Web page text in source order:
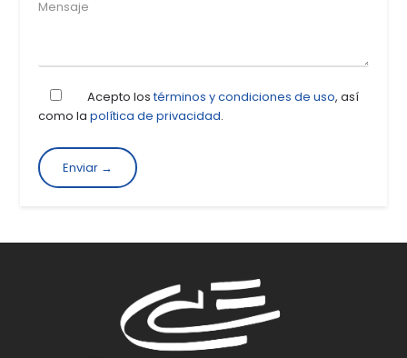
Acepto lostérminos y condiciones de uso, así
como lapolítica de privacidad.